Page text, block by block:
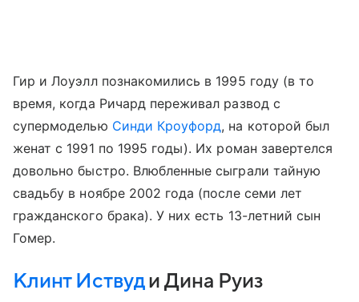
Гир и Лоуэлл познакомились в 1995 году (в то
время, когда Ричард переживал развод с
супермоделью Синди Кроуфорд, на которой был
женат с 1991 по 1995 годы). Их роман завертелся
довольно быстро. Влюбленные сыграли тайную
свадьбу в ноябре 2002 года (после семи лет
гражданского брака). У них есть 13-летний сын
Гомер.
Клинт Иствуди Дина Руиз